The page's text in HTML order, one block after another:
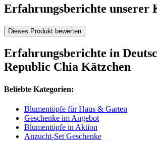
Erfahrungsberichte unserer
Dieses Produkt bewerten
Erfahrungsberichte in
Republic Chia Kätzchen
Beliebte Kategorien:
Blumentöpfe für Haus & Garten
Geschenke im Angebot
Blumentöpfe in Aktion
Anzucht-Set Geschenke